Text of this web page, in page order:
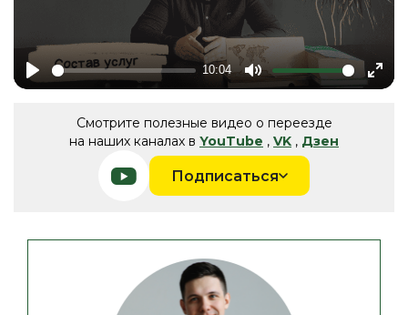
Play
10:04
Mute
Смотрите полезные видео о переезде
на наших каналах в YouTube , VK , Дзен
Подписаться